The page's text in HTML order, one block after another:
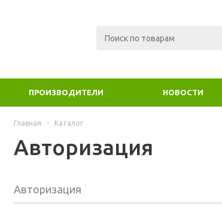
ПРОИЗВОДИТЕЛИ НОВОСТИ
Главная - Каталог
Авторизация
Авторизация